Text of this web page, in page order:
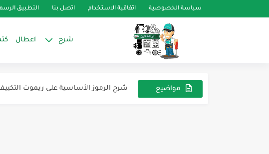
سياسة الخصوصية اتفاقية الاستخدام اتصل بنا التطبيق
شرح اعطال
مواضيع كتاب بعنوان الاخطاء الايرورات الخاصة